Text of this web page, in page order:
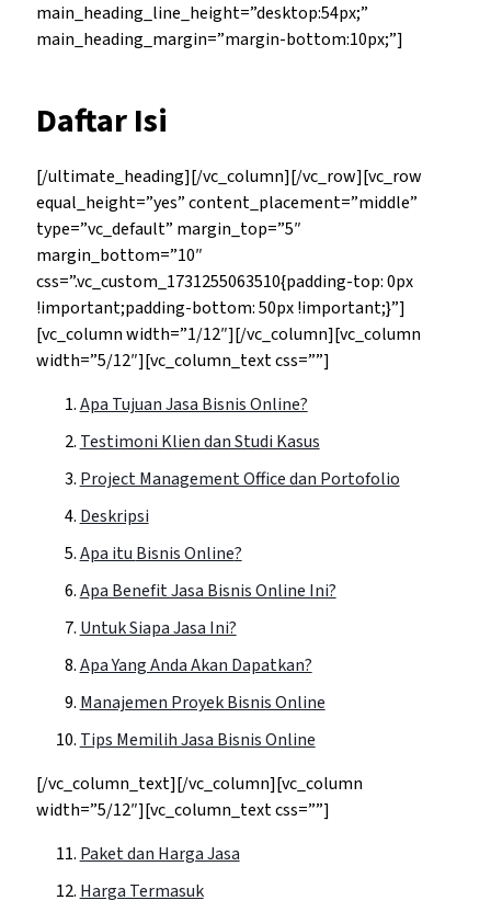
main_heading_line_height=”desktop:54px;”
main_heading_margin=”margin-bottom:10px;”]
Daftar Isi
[/ultimate_heading][/vc_column][/vc_row][vc_row
equal_height=”yes” content_placement=”middle”
type=”vc_default” margin_top=”5″
margin_bottom=”10″
css=”.vc_custom_1731255063510{padding-top: 0px
!important;padding-bottom: 50px !important;}”]
[vc_column width=”1/12″][/vc_column][vc_column
width=”5/12″][vc_column_text css=””]
Apa Tujuan Jasa Bisnis Online?
Testimoni Klien dan Studi Kasus
Project Management Office dan Portofolio
Deskripsi
Apa itu Bisnis Online?
Apa Benefit Jasa Bisnis Online Ini?
Untuk Siapa Jasa Ini?
Apa Yang Anda Akan Dapatkan?
Manajemen Proyek Bisnis Online
Tips Memilih Jasa Bisnis Online
[/vc_column_text][/vc_column][vc_column
width=”5/12″][vc_column_text css=””]
Paket dan Harga Jasa
Harga Termasuk